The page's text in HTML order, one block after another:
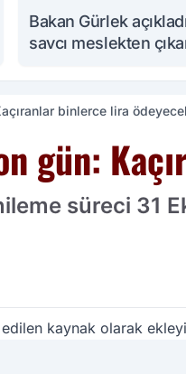
Bakan Gürlek
savcı meslekten
binlerce lira
gün:
süreci 31
kaynak olarak